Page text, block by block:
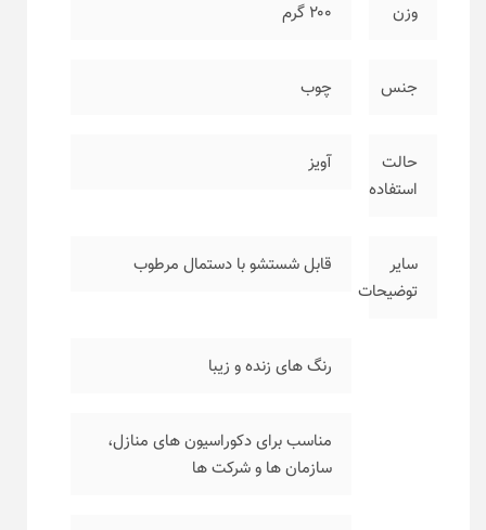
وزن ۲۰۰ گرم
جنس چوب
حالت
استفاده
آویز
سایر
توضیحات
قابل شستشو با دستمال مرطوب
رنگ های زنده و زیبا
مناسب برای دکوراسیون های منازل،
سازمان ها و شرکت ها